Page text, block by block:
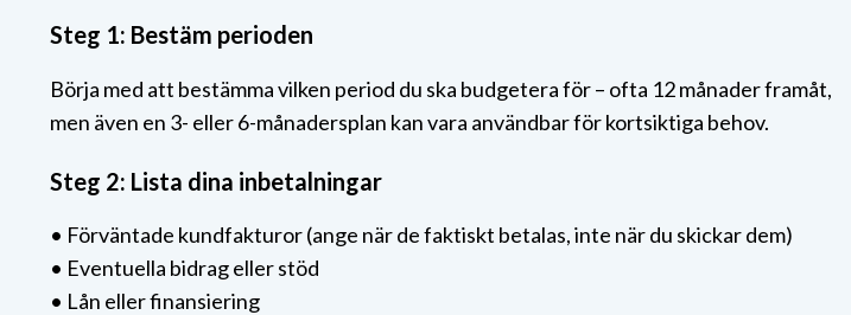
Steg 1: Bestäm perioden
Börja med att bestämma vilken period du ska budgetera för – ofta 12 månader framåt,
men även en 3- eller 6-månadersplan kan vara användbar för kortsiktiga behov.
Steg 2: Lista dina inbetalningar
• Förväntade kundfakturor (ange när de faktiskt betalas, inte när du skickar dem)
• Eventuella bidrag eller stöd
• Lån eller finansiering